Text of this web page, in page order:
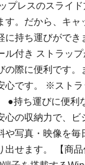
プレスのスライ
す。だから、キャ
に持ち運びができ
ル付き ストラッ
の際に便利です。
心です。 ※スト
●持ち運びに便利
心の収納力で、ビ
や写真・映像を毎
出せます。 【商